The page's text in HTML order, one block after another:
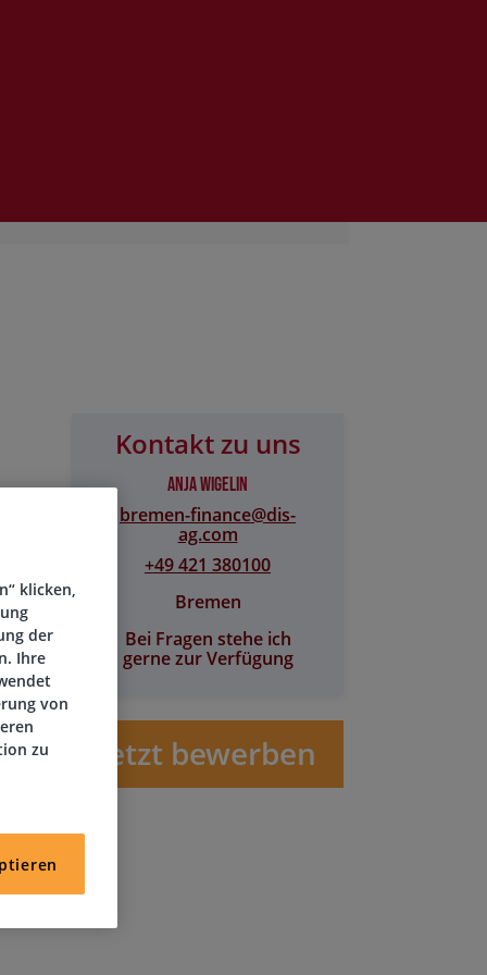
Kontakt zu uns
Anja Wigelin
bremen-finance@​dis-
ag.com
+49 421 380100
Bremen
Bei Fragen stehe ich
gerne zur Verfügung
Jetzt bewerben
klicken,
der
Ihre
von
zu